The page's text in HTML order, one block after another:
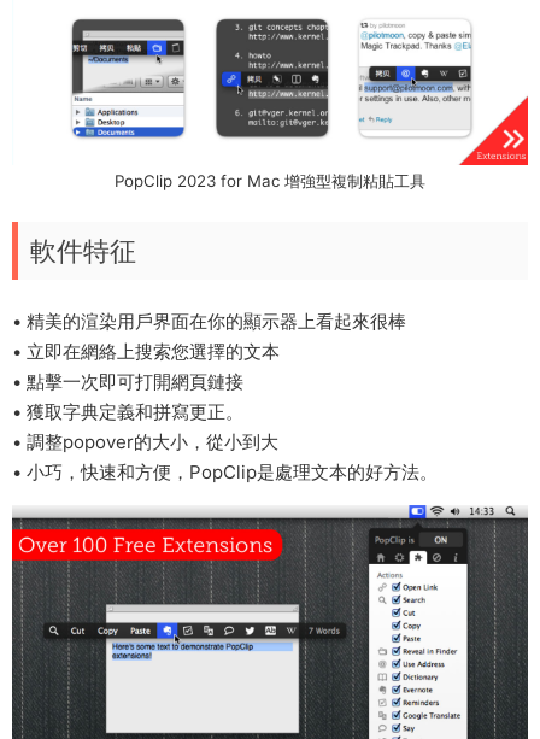
PopClip 2023 for Mac 增強型複制粘貼工具
軟件特征
• 精美的渲染用戶界面在你的顯示器上看起來很棒
• 立即在網絡上搜索您選擇的文本
• 點擊一次即可打開網頁鏈接
• 獲取字典定義和拼寫更正。
• 調整popover的大小，從小到大
• 小巧，快速和方便，PopClip是處理文本的好方法。